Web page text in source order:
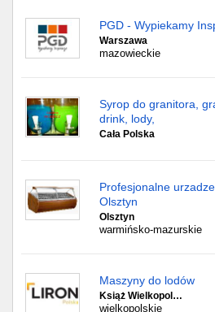
PGD - Wypiekamy
Warszawa
mazowieckie
Syrop do granitora,
drink, lody,
Cała Polska
Profesjonalne
Olsztyn
Olsztyn
warmińsko-mazurskie
Maszyny do lodów
Książ Wielkopol…
wielkopolskie